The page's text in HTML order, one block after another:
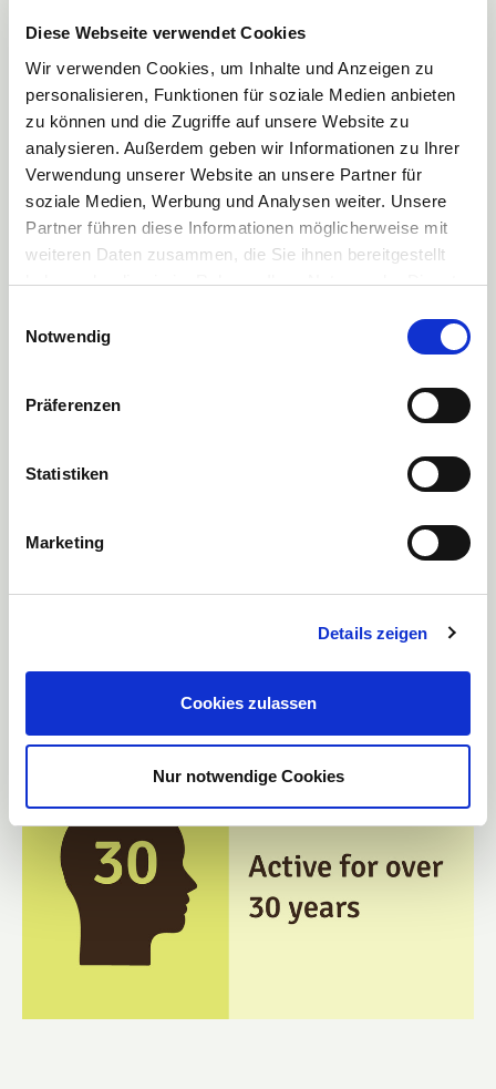
Diese Webseite verwendet Cookies
Wir verwenden Cookies, um Inhalte und Anzeigen zu
personalisieren, Funktionen für soziale Medien anbieten
zu können und die Zugriffe auf unsere Website zu
analysieren. Außerdem geben wir Informationen zu Ihrer
Verwendung unserer Website an unsere Partner für
soziale Medien, Werbung und Analysen weiter. Unsere
Partner führen diese Informationen möglicherweise mit
weiteren Daten zusammen, die Sie ihnen bereitgestellt
haben oder die sie im Rahmen Ihrer Nutzung der Dienste
Mehr Informationen finden Sie in unserer
Notwendig
Präferenzen
Statistiken
Marketing
Details zeigen
Cookies zulassen
Nur notwendige Cookies